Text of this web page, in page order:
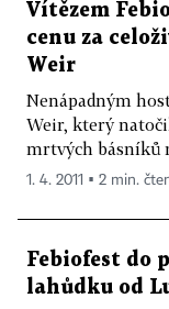
Vítězem
cenu za
Weir
Nenápadným
Weir, který
mrtvých básníků
1. 4. 2011 ▪ 2 min.
Febiofest do
lahůdku od